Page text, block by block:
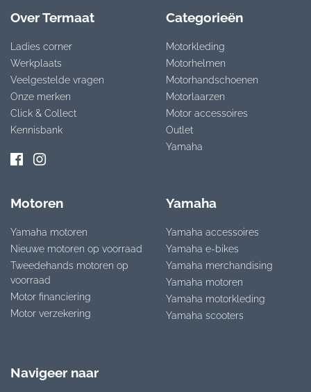
Over Termaat
Ladies corner
Werkplaats
Veelgestelde vragen
Onze merken
Click & Collect
Kennisbank
Categorieën
Motorkleding
Motorhelmen
Motorhandschoenen
Motorlaarzen
Motor accessoires
Outlet
Yamaha
Motoren
Yamaha motoren
Nieuwe motoren op voorraad
Tweedehands motoren op
voorraad
Motor financiering
Motor verzekering
Yamaha
Yamaha accessoires
Yamaha e-bikes
Yamaha merchandising
Yamaha motoren
Yamaha motorkleding
Yamaha scooters
Navigeer naar